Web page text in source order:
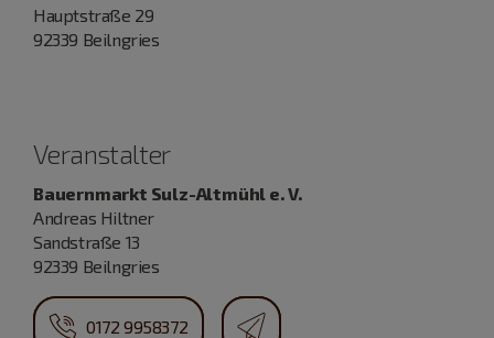
Hauptstraße 29
92339 Beilngries
Veranstalter
Bauernmarkt Sulz-Altmühl e. V.
Andreas Hiltner
Sandstraße 13
92339 Beilngries
0172 9958372